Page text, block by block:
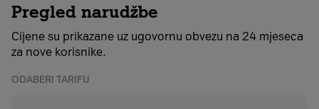
Pregled narudžbe
Cijene su prikazane uz ugovornu obvezu na 24 mjeseca
za nove korisnike.
ODABERI TARIFU